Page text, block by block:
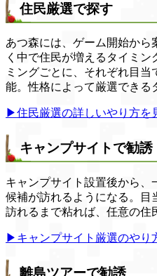
住民厳選で探す
あつ森には、ゲーム開始から
く中で住民が増えるタイミ
ミングごとに、それぞれ目
能。性格によって厳選できる
▶住民厳選の詳しいやり方を
キャンプサイトで勧誘
キャンプサイト設置後から、
候補が訪れるようになる。目
訪れるまで粘れば、任意の住
▶キャンプサイト厳選のやり
離島ツアーで勧誘